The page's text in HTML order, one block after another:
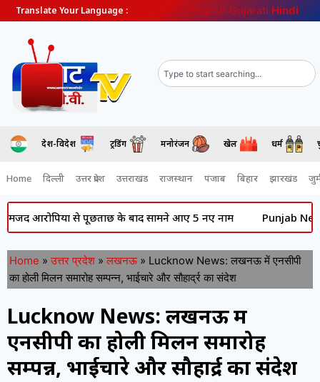
Translate Your Language : English Gujarati Hindi
देश-विदेश ट्रेंडिंग मनोरंजन खेल धर्म
Home दिल्ली उत्तर प्रदेश उत्तराखंड राजस्थान पंजाब बिहार झारखंड
से पूछताछ के बाद सामने आए 5 नए नाम Punjab News: की
Home » उत्तर प्रदेश » लखनऊ » Lucknow News: लखनऊ में एनसीपी
का होली मिलन समारोह सम्पन्न, भाईचारे और सौहार्द्र का संदेश
Lucknow News: लखनऊ में
एनसीपी का होली मिलन समारोह
सम्पन्न, भाईचारे और सौहार्द्र का संदेश